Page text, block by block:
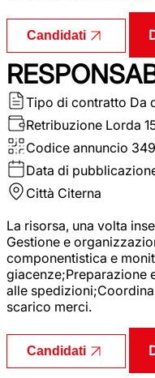
Candidati
Tipo di contratto Da
Retribuzione Lorda
Codice annuncio
Data di
Città Citerna
La risorsa, una volta
Gestione e
componentistica e
giacenze;Preparazione
alle
scarico merci.
Candidati